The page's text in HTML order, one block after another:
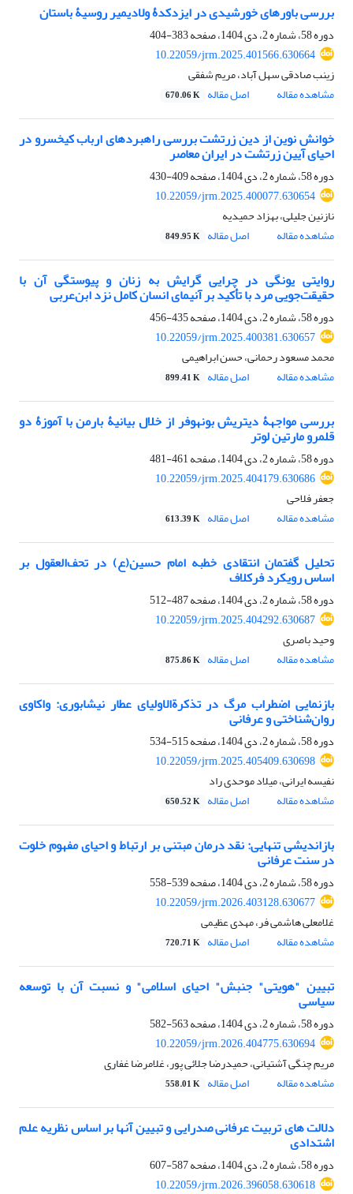
بررسی باورهای خورشیدی در ایزدکدۀ ولادیمیر روسیۀ باستان‏
دوره 58، شماره 2، دی 1404، صفحه
383-404
10.22059/jrm.2025.401566.630664
زینب صادقی سهل آباد، مریم شفقی
مشاهده مقاله
اصل مقاله 670.06 K
خوانش نوین از دین زرتشت‏ بررسی راهبردهای ارباب کیخسرو در
احیای آیین زرتشت در ایران معاصر
دوره 58، شماره 2، دی 1404، صفحه
409-430
10.22059/jrm.2025.400077.630654
نازنین جلیلی، بهزاد حمیدیه
مشاهده مقاله
اصل مقاله 849.95 K
روایتی یونگی در چرایی گرایش به زنان و پیوستگی آن با
حقیقت‌جویی مرد‌‏ با تأکید بر آنیمای انسان کامل نزد ابن‌عربی
دوره 58، شماره 2، دی 1404، صفحه
435-456
10.22059/jrm.2025.400381.630657
محمد مسعود رحمانی، حسن ابراهیمی
مشاهده مقاله
اصل مقاله 899.41 K
بررسی مواجهۀ دیتریش بونهوفر از خلال بیانیۀ بارمن با آموزۀ دو
قلمرو مارتین لوتر‏
دوره 58، شماره 2، دی 1404، صفحه
461-481
10.22059/jrm.2025.404179.630686
جعفر فلاحی
مشاهده مقاله
اصل مقاله 613.39 K
تحلیل گفتمان انتقادی خطبه امام حسین(ع) در تحف‌العقول بر
اساس رویکرد فرکلاف‏
دوره 58، شماره 2، دی 1404، صفحه
487-512
10.22059/jrm.2025.404292.630687
وحید باصری
مشاهده مقاله
اصل مقاله 875.86 K
بازنمایی اضطراب مرگ در تذکرةالاولیای عطار نیشابوری: واکاوی
روان‌شناختی و عرفانی
دوره 58، شماره 2، دی 1404، صفحه
515-534
10.22059/jrm.2025.405409.630698
نفیسه ایرانی، میلاد موحدی راد
مشاهده مقاله
اصل مقاله 650.52 K
بازاندیشی تنهایی: نقد درمان مبتنی بر ارتباط و احیای مفهوم خلوت
در سنت عرفانی
دوره 58، شماره 2، دی 1404، صفحه
539-558
10.22059/jrm.2026.403128.630677
غلامعلی هاشمی فر، مهدی عظیمی
مشاهده مقاله
اصل مقاله 720.71 K
تبیین "هویتی" جنبش" احیای اسلامی" و نسبت آن با توسعه
سیاسی
دوره 58، شماره 2، دی 1404، صفحه
563-582
10.22059/jrm.2026.404775.630694
مریم چنگی آشتیانی، حمیدرضا جلائی پور، غلامرضا غفاری
مشاهده مقاله
اصل مقاله 558.01 K
دلالت های تربیت عرفانی صدرایی و تبیین آنها بر اساس نظریه علم
اشتدادی
دوره 58، شماره 2، دی 1404، صفحه
587-607
10.22059/jrm.2026.396058.630618